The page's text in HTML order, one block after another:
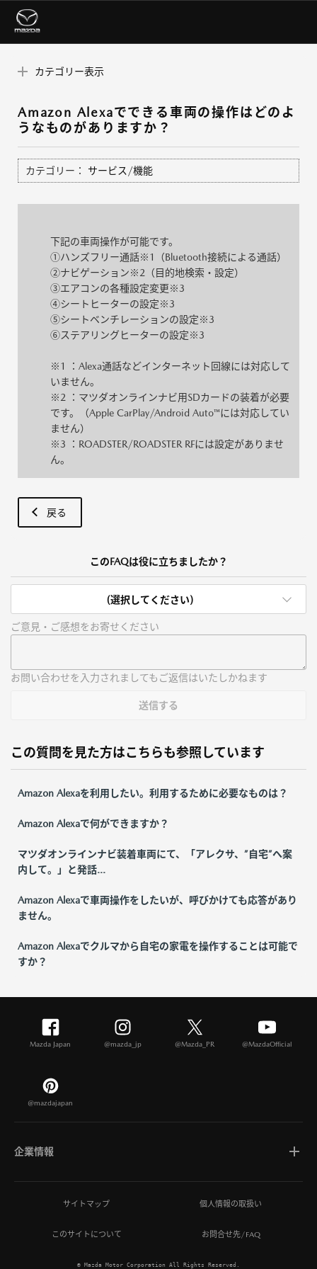
カテゴリー表示
Amazon Alexaでできる車両の操作はどのよ
うなものがありますか？
カテゴリー： サービス/機能
下記の車両操作が可能です。
①ハンズフリー通話※1（Bluetooth接続による通話）
②ナビゲーション※2（目的地検索・設定）
③エアコンの各種設定変更※3
④シートヒーターの設定※3
⑤シートベンチレーションの設定※3
⑥ステアリングヒーターの設定※3
※1 ：Alexa通話などインターネット回線には対応して
いません。
※2 ：マツダオンラインナビ用SDカードの装着が必要
です。（Apple CarPlay/Android Auto™には対応してい
ません）
※3 ：ROADSTER/ROADSTER RFには設定がありませ
ん。
戻る
このFAQは役に立ちましたか？
(選択してください)
ご意見・ご感想をお寄せください
お問い合わせを入力されましてもご返信はいたしかねます
送信する
この質問を見た方はこちらも参照しています
Amazon Alexaを利用したい。利用するために必要なものは？
Amazon Alexaで何ができますか？
マツダオンラインナビ装着車両にて、「アレクサ、”自宅”へ案
内して。」と発話...
Amazon Alexaで車両操作をしたいが、呼びかけても応答があり
ません。
Amazon Alexaでクルマから自宅の家電を操作することは可能で
すか？
Mazda Japan @mazda_jp @Mazda_PR @MazdaOfficial
@mazdajapan
企業情報
マツダについて
ひとを想う価値創造
サイトマップ 個人情報の取扱い
このサイトについて お問合せ先/FAQ
© Mazda Motor Corporation All Rights Reserved.